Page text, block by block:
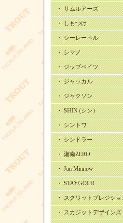
・ サムルアーズ
・ しもつけ
・ シーレーベル
・ シマノ
・ ジップベイツ
・ ジャッカル
・ ジャクソン
・ SHIN (シン）
・ シントワ
・ シンドラー
・ 湘南ZERO
・ Jun Minnow
・ STAYGOLD
・ スクワットプレジショ
・ スカジットデザインズ